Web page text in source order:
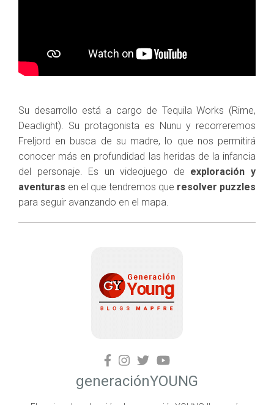
Su desarrollo está a cargo de Tequila Works (Rime,
Deadlight). Su protagonista es Nunu y recorreremos
Freljord en busca de su madre, lo que nos permitirá
conocer más en profundidad las heridas de la infancia
del personaje. Es un videojuego de exploración y
aventuras en el que tendremos que resolver puzzles
para seguir avanzando en el mapa.
generaciónYOUNG